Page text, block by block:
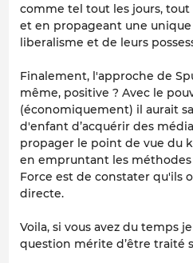
comme tel tout les jours,
et en propageant une
liberalisme et de leurs
Finalement, l'approche de
même, positive ? Avec le
(économiquement) il aurait
d'enfant d’acquérir des
propager le point de vue du
en empruntant les méthodes
Force est de constater qu'ils
directe.
Voila, si vous avez du temps
question mérite d’être traité